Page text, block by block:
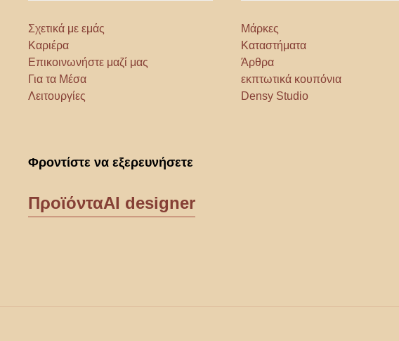
Σχετικά με εμάς
Καριέρα
Επικοινωνήστε μαζί μας
Για τα Μέσα
Λειτουργίες
Μάρκες
Καταστήματα
Άρθρα
εκπτωτικά κουπόνια
Densy Studio
Φροντίστε να εξερευνήσετε
ΠροϊόνταAI designer